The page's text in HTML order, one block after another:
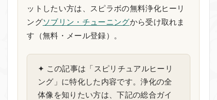
ットしたい方は、スピラボの無料浄化ヒーリ
ングソブリン・チューニングから受け取れま
す（無料・メール登録）。
✦ この記事は「スピリチュアルヒーリ
ング」に特化した内容です。浄化の全
体像を知りたい方は、下記の総合ガイ